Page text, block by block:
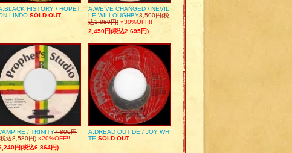
HISTORY / HOPET
LINDO SOLD OUT
A:WE’VE CHANGED / NEVIL
LE WILLOUGHBY3,500円(税
込3,850円) »30%OFF!!
2,450円(税込2,695円)
/ TRINITY7,800円
込8,580円) »20%OFF!!
円(税込6,864円)
A:DREAD OUT DE / JOY WHI
TE SOLD OUT